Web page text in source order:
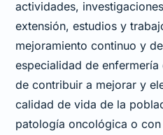
actividades,
extensión, estudios y
mejoramiento continuo y
especialidad de
de contribuir a mejorar y
calidad de vida de la
patología oncológica o